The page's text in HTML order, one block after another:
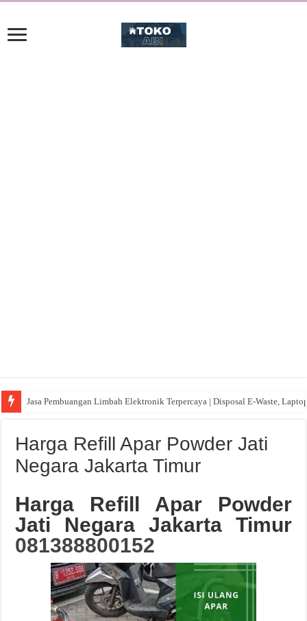
Jasa Pembuangan Limbah Elektronik Terpercaya | Disposal E-Waste,
Harga Refill Apar Powder Jati
Negara Jakarta Timur
Harga Refill Apar Powder
Jati Negara Jakarta Timur
081388800152